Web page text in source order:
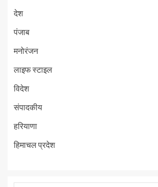
देश
पंजाब
मनोरंजन
लाइफ स्टाइल
विदेश
संपादकीय
हरियाणा
हिमाचल प्रदेश